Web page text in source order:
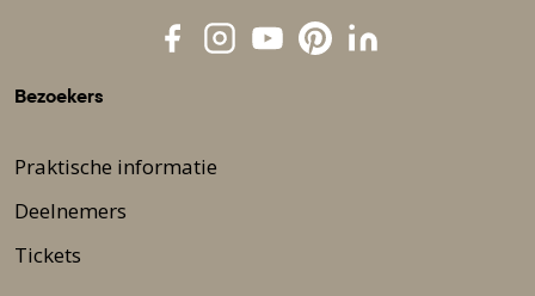
Bezoekers
Praktische informatie
Deelnemers
Tickets